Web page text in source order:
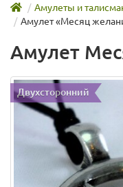
Амулеты и
Амулет «Месяц
Амулет
Двухсторонний